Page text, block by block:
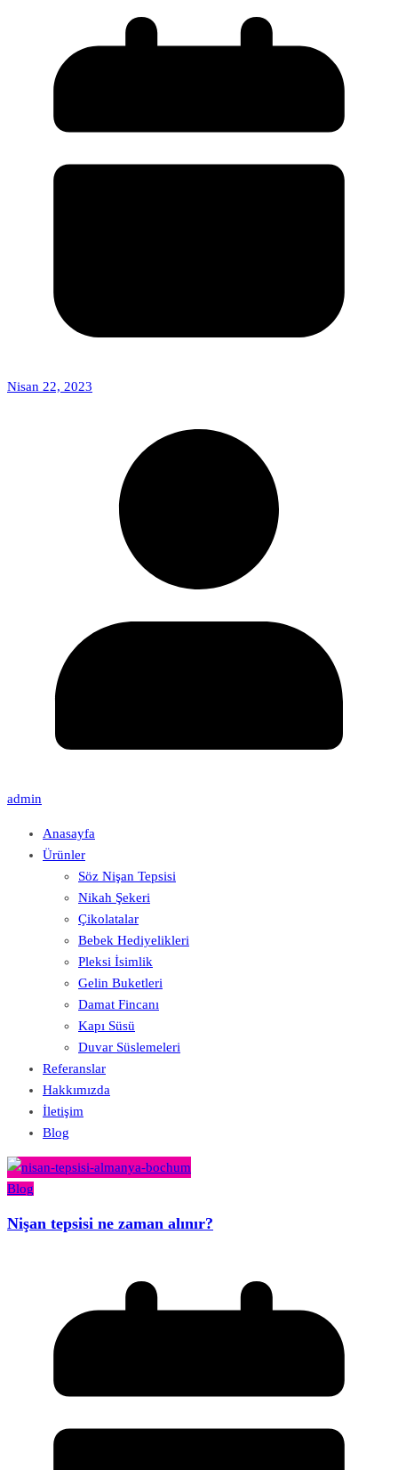
Nisan 22, 2023
admin
Anasayfa
Ürünler
Söz Nişan Tepsisi
Nikah Şekeri
Çikolatalar
Bebek Hediyelikleri
Pleksi İsimlik
Gelin Buketleri
Damat Fincanı
Kapı Süsü
Duvar Süslemeleri
Referanslar
Hakkımızda
İletişim
Blog
Blog
Nişan tepsisi ne zaman alınır?